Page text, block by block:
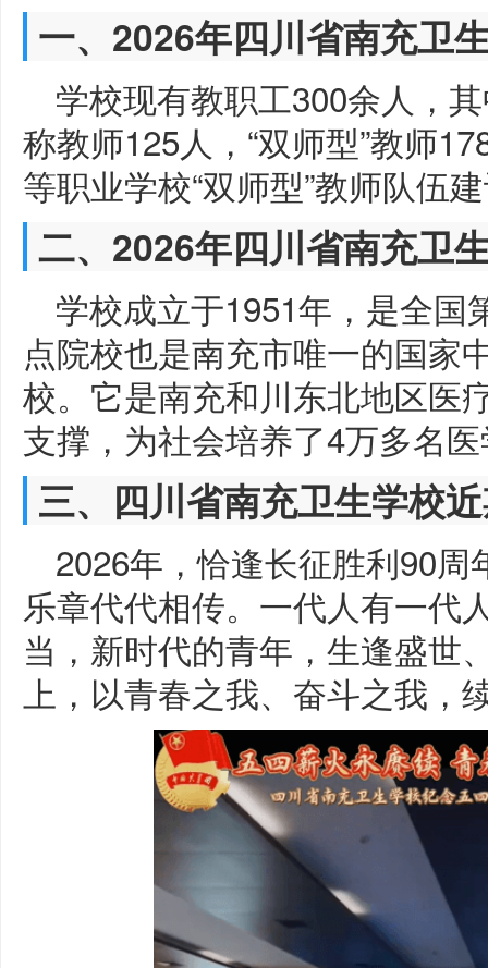
一、2026年四川省南充卫
学校现有教职工300余人，
称教师125人，“双师型”教师
等职业学校“双师型”教师队伍
二、2026年四川省南充卫
学校成立于1951年，是全国
点院校也是南充市唯一的国家
校。它是南充和川东北地区医
支撑，为社会培养了4万多名
三、四川省南充卫生学校
2026年，恰逢长征胜利90
乐章代代相传。一代人有一代
当，新时代的青年，生逢盛世
上，以青春之我、奋斗之我，